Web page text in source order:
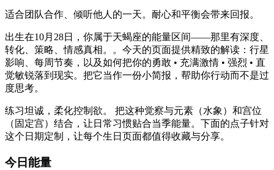
适合团队合作、倾听他人的一天。耐心和平衡会带来回报。
出生在10月28日，你属于天蝎座的能量区间——那里有深度、
转化、策略、情感真相。。今天的页面提供精致的解读：行星
影响、每周节奏，以及如何把你的勇敢 • 充满激情 • 强烈 • 直
觉敏锐落到现实。把它当作一份小简报，帮助你行动而不是过
度思考。
练习坦诚，柔化控制欲。 把这种觉察与元素（水象）和宫位
（固定宫）结合，让日常习惯贴合当季能量。下面的点子针对
这个日期定制，让每个生日页面都值得收藏与分享。
今日能量